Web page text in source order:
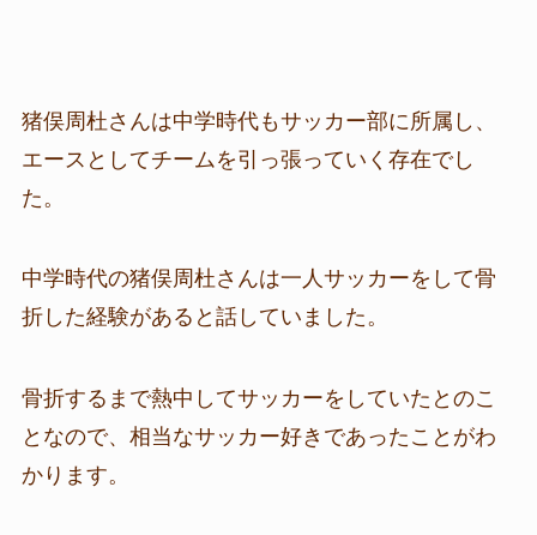
猪俣周杜さんは中学時代もサッカー部に所属し、
エースとしてチームを引っ張っていく存在でし
た。
中学時代の猪俣周杜さんは一人サッカーをして骨
折した経験があると話していました。
骨折するまで熱中してサッカーをしていたとのこ
となので、相当なサッカー好きであったことがわ
かります。